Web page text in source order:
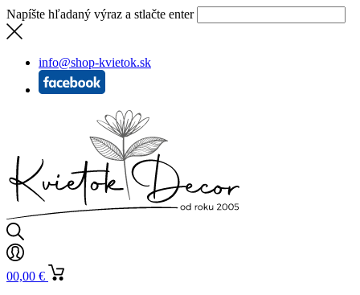
Napíšte hľadaný výraz a stlačte enter
info@shop-kvietok.sk
00,00 €